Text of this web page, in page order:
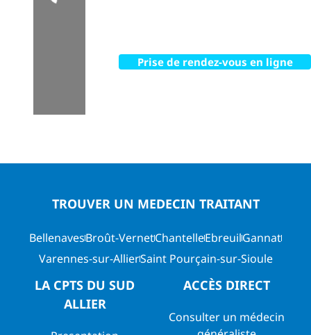
Loading...
Prise de rendez-vous en ligne
TROUVER UN MEDECIN TRAITANT
BellenavesBroût-VernetChantelleEbreuilGannat
Varennes-sur-AllierSaint Pourçain-sur-Sioule
LA CPTS DU SUD
ALLIER
ACCÈS DIRECT
Consulter un médecin